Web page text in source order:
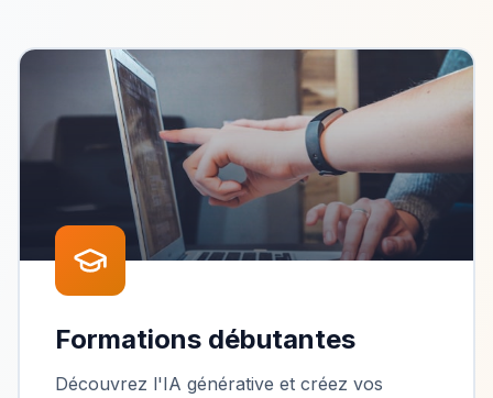
Formations débutantes
Découvrez l'IA générative et créez vos